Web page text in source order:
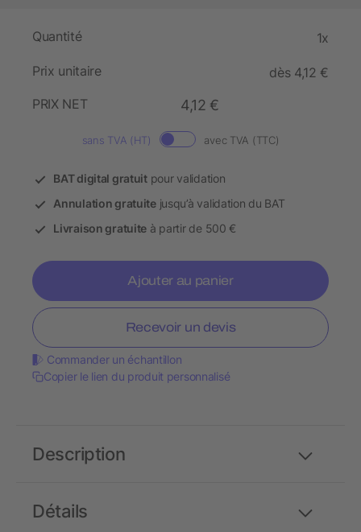
Quantité 1x
Prix unitaire
dès 4,12 €
PRIX NET
4,12 €
sans TVA (HT) avec TVA (TTC)
BAT digital gratuitpour validation
Annulation gratuitejusqu’à validation du BAT
Livraison gratuite à partir de 500 €
Ajouter au panier
Recevoir un devis
Commander un échantillon
Copier le lien du produit personnalisé
Détails
Description